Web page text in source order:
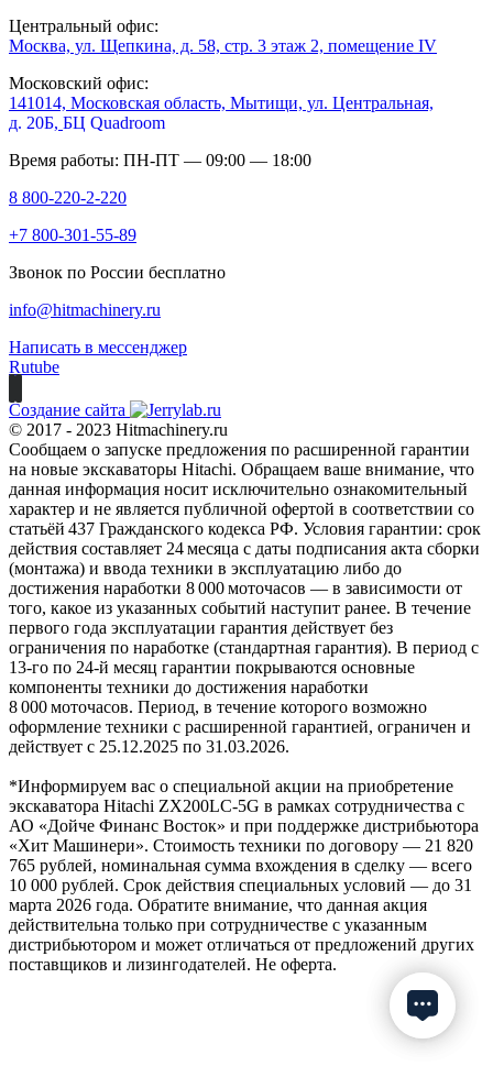
Центральный офис:
Москва, ул. Щепкина, д. 58, стр. 3 этаж 2, помещение IV
Московский офис:
141014, Московская область, Мытищи, ул. Центральная,
д. 20Б, БЦ Quadroom
Время работы: ПН-ПТ — 09:00 — 18:00
8 800-220-2-220
+7 800-301-55-89
Звонок по России бесплатно
info@hitmachinery.ru
Написать в мессенджер
Rutube
Создание сайта
© 2017 - 2023 Hitmachinery.ru
Сообщаем о запуске предложения по расширенной гарантии
на новые экскаваторы Hitachi. Обращаем ваше внимание, что
данная информация носит исключительно ознакомительный
характер и не является публичной офертой в соответствии со
статьёй 437 Гражданского кодекса РФ. Условия гарантии: срок
действия составляет 24 месяца с даты подписания акта сборки
(монтажа) и ввода техники в эксплуатацию либо до
достижения наработки 8 000 моточасов — в зависимости от
того, какое из указанных событий наступит ранее. В течение
первого года эксплуатации гарантия действует без
ограничения по наработке (стандартная гарантия). В период с
13‑го по 24‑й месяц гарантии покрываются основные
компоненты техники до достижения наработки
8 000 моточасов. Период, в течение которого возможно
оформление техники с расширенной гарантией, ограничен и
действует с 25.12.2025 по 31.03.2026.
*Информируем вас о специальной акции на приобретение
экскаватора Hitachi ZX200LC-5G в рамках сотрудничества с
АО «Дойче Финанс Восток» и при поддержке дистрибьютора
«Хит Машинери». Стоимость техники по договору — 21 820
765 рублей, номинальная сумма вхождения в сделку — всего
10 000 рублей. Срок действия специальных условий — до 31
марта 2026 года. Обратите внимание, что данная акция
действительна только при сотрудничестве с указанным
дистрибьютором и может отличаться от предложений других
поставщиков и лизингодателей. Не оферта.